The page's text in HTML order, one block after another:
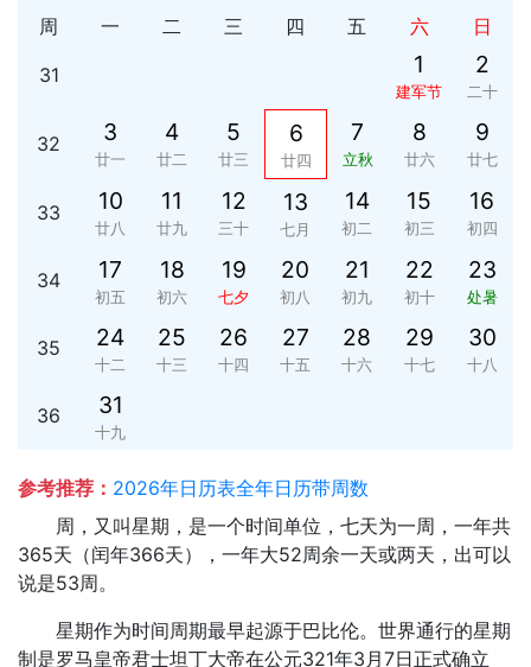
周 一 二 三 四 五 六 日
31 1
建军节
2
二十
32 3
廿一
4
廿二
5
廿三
6
廿四
7
立秋
8
廿六
9
廿七
33 10
廿八
11
廿九
12
三十
13
七月
14
初二
15
初三
16
初四
34 17
初五
18
初六
19
七夕
20
初八
21
初九
22
初十
23
处暑
35 24
十二
25
十三
26
十四
27
十五
28
十六
29
十七
30
十八
36 31
十九
参考推荐： 2026年日历表全年日历带周数
周，又叫星期，是一个时间单位，七天为一周，一年共
365天（闰年366天），一年大52周余一天或两天，出可以
说是53周。
星期作为时间周期最早起源于巴比伦。世界通行的星期
制是罗马皇帝君士坦丁大帝在公元321年3月7日正式确立